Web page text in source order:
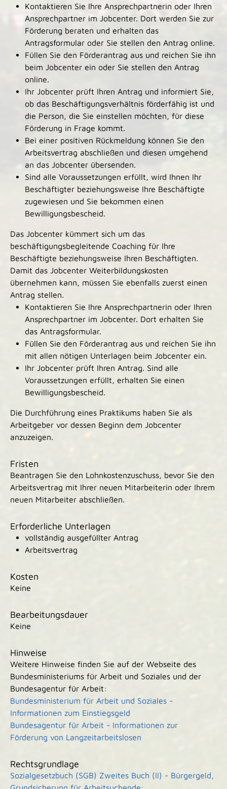
Kontaktieren Sie Ihre Ansprechpartnerin oder Ihren
Ansprechpartner im Jobcenter. Dort werden Sie zur
Förderung beraten und erhalten das
Antragsformular oder Sie stellen den Antrag online.
Füllen Sie den Förderantrag aus und reichen Sie ihn
beim Jobcenter ein oder Sie stellen den Antrag
online.
Ihr Jobcenter prüft Ihren Antrag und informiert Sie,
ob das Beschäftigungsverhältnis förderfähig ist und
die Person, die Sie einstellen möchten, für diese
Förderung in Frage kommt.
Bei einer positiven Rückmeldung können Sie den
Arbeitsvertrag abschließen und diesen umgehend
an das Jobcenter übersenden.
Sind alle Voraussetzungen erfüllt, wird Ihnen Ihr
Beschäftigter beziehungsweise Ihre Beschäftigte
zugewiesen und Sie bekommen einen
Bewilligungsbescheid.
Das Jobcenter kümmert sich um das
beschäftigungsbegleitende Coaching für Ihre
Beschäftigte beziehungsweise Ihren Beschäftigten.
Damit das Jobcenter Weiterbildungskosten
übernehmen kann, müssen Sie ebenfalls zuerst einen
Antrag stellen.
Kontaktieren Sie Ihre Ansprechpartnerin oder Ihren
Ansprechpartner im Jobcenter. Dort erhalten Sie
das Antragsformular.
Füllen Sie den Förderantrag aus und reichen Sie ihn
mit allen nötigen Unterlagen beim Jobcenter ein.
Ihr Jobcenter prüft Ihren Antrag. Sind alle
Voraussetzungen erfüllt, erhalten Sie einen
Bewilligungsbescheid.
Die Durchführung eines Praktikums haben Sie als
Arbeitgeber vor dessen Beginn dem Jobcenter
anzuzeigen.
Fristen
Beantragen Sie den Lohnkostenzuschuss, bevor Sie den
Arbeitsvertrag mit Ihrer neuen Mitarbeiterin oder Ihrem
neuen Mitarbeiter abschließen.
Erforderliche Unterlagen
vollständig ausgefüllter Antrag
Arbeitsvertrag
Kosten
Keine
Bearbeitungsdauer
Keine
Hinweise
Weitere Hinweise finden Sie auf der Webseite des
Bundesministeriums für Arbeit und Soziales und der
Bundesagentur für Arbeit:
Bundesministerium für Arbeit und Soziales -
Informationen zum Einstiegsgeld
Bundesagentur für Arbeit - Informationen zur
Förderung von Langzeitarbeitslosen
Rechtsgrundlage
Sozialgesetzbuch (SGB) Zweites Buch (II) - Bürgergeld,